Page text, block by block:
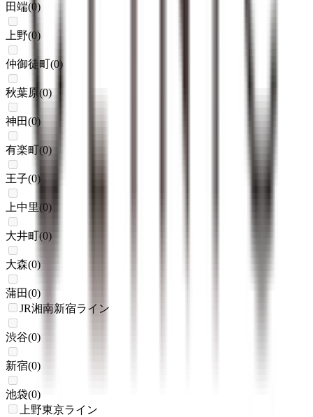
田端(0)
上野(0)
仲御徒町(0)
秋葉原(0)
神田(0)
有楽町(0)
王子(0)
上中里(0)
大井町(0)
大森(0)
蒲田(0)
JR湘南新宿ライン
渋谷(0)
新宿(0)
池袋(0)
上野東京ライン